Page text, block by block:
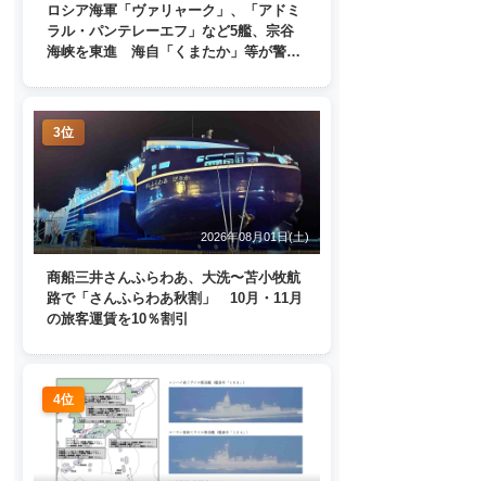
ロシア海軍「ヴァリャーク」、「アドミ
ラル・パンテレーエフ」など5艦、宗谷
海峡を東進 海自「くまたか」等が警戒
3位
2026年08月01日(土)
商船三井さんふらわあ、大洗〜苫小牧航
路で「さんふらわあ秋割」 10月・11月
の旅客運賃を10％割引
4位